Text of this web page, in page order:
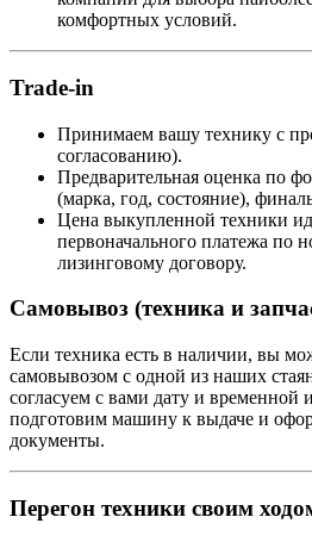
комфортных условий.
Trade-in
Принимаем вашу технику с
согласованию).
Предварительная оценка по
(марка, год, состояние),
Цена выкупленной техники
первоначального платежа по
лизинговому договору.
Самовывоз (техника и
Если техника есть в наличии, вы
самовывозом с одной из наших
согласуем с вами дату и временной
подготовим машину к выдаче и
документы.
Перегон техники своим